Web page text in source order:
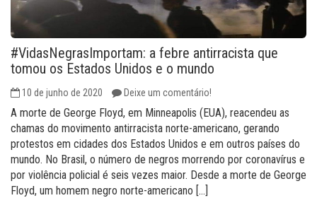
#VidasNegrasImportam: a febre antirracista que
tomou os Estados Unidos e o mundo
10 de junho de 2020 Deixe um comentário!
A morte de George Floyd, em Minneapolis (EUA), reacendeu as
chamas do movimento antirracista norte-americano, gerando
protestos em cidades dos Estados Unidos e em outros países do
mundo. No Brasil, o número de negros morrendo por coronavírus e
por violência policial é seis vezes maior. Desde a morte de George
Floyd, um homem negro norte-americano […]